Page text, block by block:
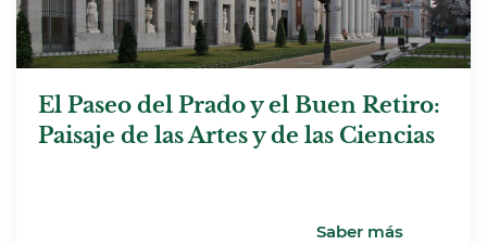
El Paseo del Prado y el Buen Retiro:
Paisaje de las Artes y de las Ciencias
Saber más